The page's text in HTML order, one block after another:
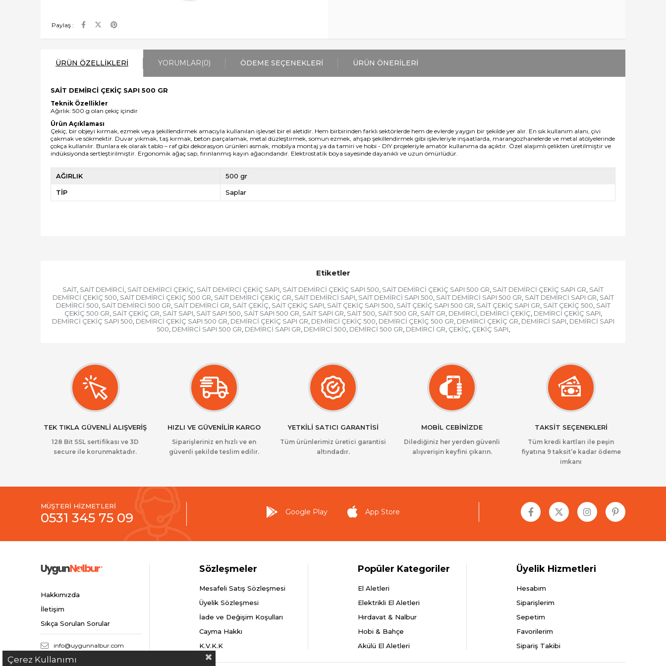
Paylaş :
ÜRÜN ÖZELLIKLERI YORUMLAR(0) ÖDEME SEÇENEKLERI ÜRÜN ÖNERILERI
SAİT DEMİRCİ ÇEKİÇ SAPI 500 GR
Teknik Özellikler
Ağırlık: 500 g olan çekiç içindir
Ürün Açıklaması
Çekiç, bir objeyi kırmak, ezmek veya şekillendirmek amacıyla kullanılan işlevsel bir el aletidir. Hem birbirinden farklı sektörlerde hem de evlerde yaygın bir şekilde yer alır. En sık kullanım alanı, çivi
çakmak ve sökmektir. Duvar yıkmak, taş kırmak, beton parçalamak, metal düzleştirmek, somun ezmek, ahşap şekillendirmek gibi işlevleriyle inşaatlarda, marangozhanelerde ve metal atölyelerinde
çokça kullanılır. Bunlara ek olarak tablo – raf gibi dekorasyon ürünleri asmak, mobilya montaj ya da tamiri ve hobi - DIY projeleriyle amatör kullanıma da açıktır. Özel alaşımlı çelikten üretilmiştir ve
indüksiyonda sertleştirilmiştir. Ergonomik ağaç sap, fırınlanmış kayın ağacındandır. Elektrostatik boya sayesinde dayanıklı ve uzun ömürlüdür.
AĞIRLIK 500 gr
TİP Saplar
Etiketler
SAİT, SAİT DEMİRCİ, SAİT DEMİRCİ ÇEKİÇ, SAİT DEMİRCİ ÇEKİÇ SAPI, SAİT DEMİRCİ ÇEKİÇ SAPI 500, SAİT DEMİRCİ ÇEKİÇ SAPI 500 GR, SAİT DEMİRCİ ÇEKİÇ SAPI GR, SAİT
DEMİRCİ ÇEKİÇ 500, SAİT DEMİRCİ ÇEKİÇ 500 GR, SAİT DEMİRCİ ÇEKİÇ GR, SAİT DEMİRCİ SAPI, SAİT DEMİRCİ SAPI 500, SAİT DEMİRCİ SAPI 500 GR, SAİT DEMİRCİ SAPI GR, SAİT
DEMİRCİ 500, SAİT DEMİRCİ 500 GR, SAİT DEMİRCİ GR, SAİT ÇEKİÇ, SAİT ÇEKİÇ SAPI, SAİT ÇEKİÇ SAPI 500, SAİT ÇEKİÇ SAPI 500 GR, SAİT ÇEKİÇ SAPI GR, SAİT ÇEKİÇ 500, SAİT
ÇEKİÇ 500 GR, SAİT ÇEKİÇ GR, SAİT SAPI, SAİT SAPI 500, SAİT SAPI 500 GR, SAİT SAPI GR, SAİT 500, SAİT 500 GR, SAİT GR, DEMİRCİ, DEMİRCİ ÇEKİÇ, DEMİRCİ ÇEKİÇ SAPI,
DEMİRCİ ÇEKİÇ SAPI 500, DEMİRCİ ÇEKİÇ SAPI 500 GR, DEMİRCİ ÇEKİÇ SAPI GR, DEMİRCİ ÇEKİÇ 500, DEMİRCİ ÇEKİÇ 500 GR, DEMİRCİ ÇEKİÇ GR, DEMİRCİ SAPI, DEMİRCİ SAPI
500, DEMİRCİ SAPI 500 GR, DEMİRCİ SAPI GR, DEMİRCİ 500, DEMİRCİ 500 GR, DEMİRCİ GR, ÇEKİÇ, ÇEKİÇ SAPI,
TEK TIKLA GÜVENLİ ALIŞVERİŞ
128 Bit SSL sertifikası ve 3D
secure ile korunmaktadır.
HIZLI VE GÜVENİLİR KARGO
Siparişleriniz en hızlı ve en
güvenli şekilde teslim edilir.
YETKİLİ SATICI GARANTİSİ
Tüm ürünlerimiz üretici garantisi
altındadır.
MOBİL CEBİNİZDE
Dilediğiniz her yerden güvenli
alışverişin keyfini çıkarın.
TAKSİT SEÇENEKLERİ
Tüm kredi kartları ile peşin
fiyatına 9 taksit’e kadar ödeme
imkanı
MÜŞTERİ HİZMETLERİ
0531 345 75 09 Google Play App Store
Hakkımızda
İletişim
Sıkça Sorulan Sorular
info@uygunnalbur.com
Sözleşmeler
Mesafeli Satış Sözleşmesi
Üyelik Sözleşmesi
İade ve Değişim Koşulları
Cayma Hakkı
K.V.K.K
Popüler Kategoriler
El Aletleri
Elektrikli El Aletleri
Hırdavat & Nalbur
Hobi & Bahçe
Akülü El Aletleri
Üyelik Hizmetleri
Hesabım
Siparişlerim
Sepetim
Favorilerim
Sipariş Takibi
Çerez Kullanımı